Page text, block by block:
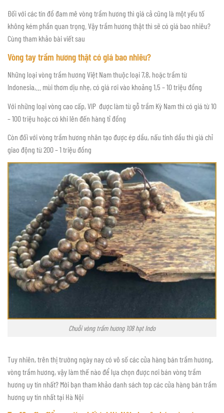
Đối với các tín đồ đam mê vòng trầm hương thì giá cả cũng là một yếu tố
không kém phần quan trọng. Vậy trầm hương thật thì sẽ có giá bao nhiêu?
Cùng tham khảo bài viết sau
Vòng tay trầm hương thật có giá bao nhiêu?
Những loại vòng trầm hương Việt Nam thuộc loại 7,8, hoặc trầm từ
Indonesia,… mùi thơm dịu nhẹ, có giá rơi vào khoảng 1,5 – 10 triệu đồng
Với những loại vòng cao cấp, VIP được làm từ gỗ trầm Kỳ Nam thì có giá từ 10
– 100 triệu hoặc có khi lên đến hàng tỉ đồng
Còn đối với vòng trầm hương nhân tạo được ép dầu, nấu tinh dầu thì giá chỉ
giao động từ 200 – 1 triệu đồng
Chuỗi vòng trầm hương 108 hạt Indo
Tuy nhiên, trên thị trường ngày nay có vô số các cửa hàng bán trầm hương,
vòng trầm hương, vậy làm thế nào để lựa chọn được nơi bán vòng trầm
hương uy tín nhất? Mời bạn tham khảo danh sách top các cửa hàng bán trầm
hương uy tín nhất tại Hà Nội